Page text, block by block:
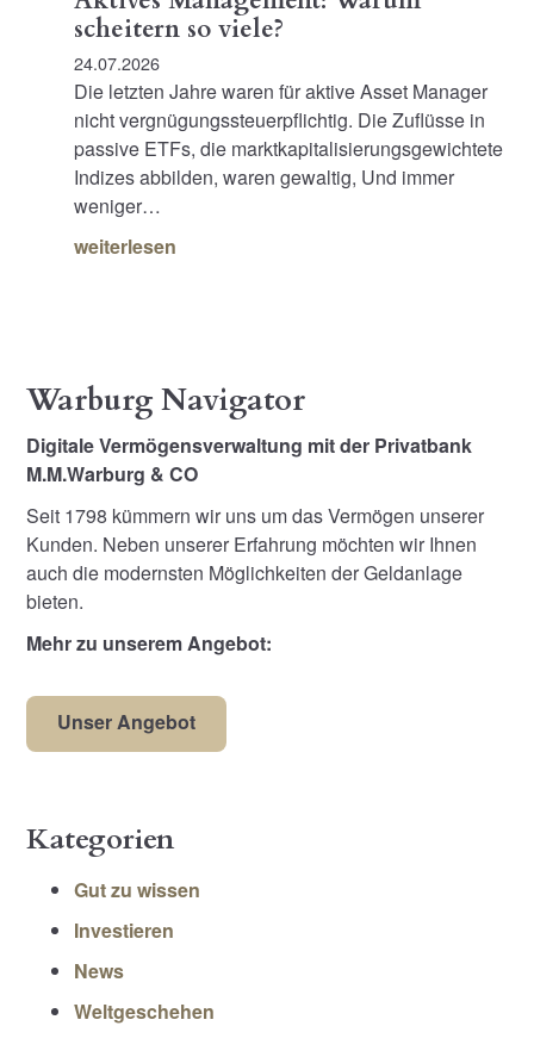
scheitern so viele?
24.07.2026
Die letzten Jahre waren für aktive Asset Manager
nicht vergnügungssteuerpflichtig. Die Zuflüsse in
passive ETFs, die marktkapitalisierungsgewichtete
Indizes abbilden, waren gewaltig, Und immer
weniger…
weiterlesen
Warburg Navigator
Digitale Vermögensverwaltung mit der Privatbank
M.M.Warburg & CO
Seit 1798 kümmern wir uns um das Vermögen unserer
Kunden. Neben unserer Erfahrung möchten wir Ihnen
auch die modernsten Möglichkeiten der Geldanlage
bieten.
Mehr zu unserem Angebot:
Unser Angebot
Kategorien
Gut zu wissen
Investieren
News
Weltgeschehen